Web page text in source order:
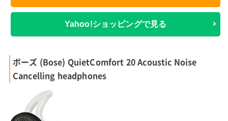
Yahoo!ショッピングで見る
ボーズ (Bose) QuietComfort 20 Acoustic Noise
Cancelling headphones